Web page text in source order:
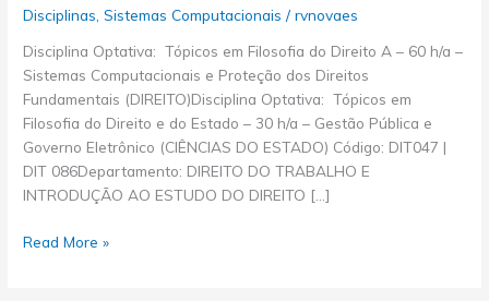
Disciplinas ,Sistemas Computacionais /rvnovaes
Disciplina Optativa: Tópicos em Filosofia do Direito A – 60 h/a –
Sistemas Computacionais e Proteção dos Direitos
Fundamentais (DIREITO)Disciplina Optativa: Tópicos em
Filosofia do Direito e do Estado – 30 h/a – Gestão Pública e
Governo Eletrônico (CIÊNCIAS DO ESTADO) Código: DIT047 |
DIT 086Departamento: DIREITO DO TRABALHO E
INTRODUÇÃO AO ESTUDO DO DIREITO […]
Conteúdo
Read More »